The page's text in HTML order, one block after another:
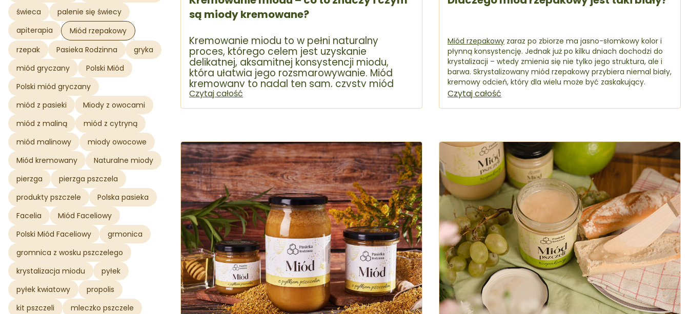
świeca
palenie się świecy
apiterapia
Miód rzepakowy
rzepak
Pasieka Rodzinna
gryka
miód gryczany
Polski Miód
Polski miód gryczany
miód z pasieki
Miody z owocami
miód z maliną
miód z cytryną
miód malinowy
miody owocowe
Miód kremowany
Naturalne miody
pierzga
pierzga pszczela
produkty pszczele
Polska pasieka
Facelia
Miód Faceliowy
Polski Miód Faceliowy
grmonica
gromnica z wosku pszczelego
krystalizacja miodu
pyłek
pyłek kwiatowy
propolis
kit pszczeli
mleczko pszczele
są miody kremowane?
Kremowanie miodu to w pełni naturalny
proces, którego celem jest uzyskanie
delikatnej, aksamitnej konsystencji miodu,
która ułatwia jego rozsmarowywanie. Miód
kremowany to nadal ten sam, czysty miód
pszczeli – nie podgrzewany, nieprzetworzony
chemicznie, bez dodatków czy konserwantów.
Czytaj całość
Miód rzepakowy zaraz po zbiorze ma jasno-słomkowy kolor i
płynną konsystencję. Jednak już po kilku dniach dochodzi do
krystalizacji – wtedy zmienia się nie tylko jego struktura, ale i
barwa. Skrystalizowany miód rzepakowy przybiera niemal biały,
kremowy odcień, który dla wielu może być zaskakujący.
Czytaj całość